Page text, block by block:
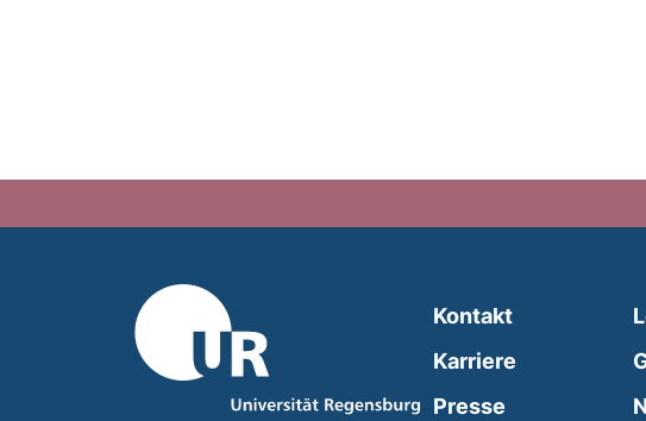
Kontakt
Karriere
Presse